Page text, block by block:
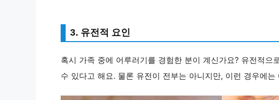
3. 유전적 요인
혹시 가족 중에 어루러기를 경험한 분이 계신가요? 유전적으
수 있다고 해요. 물론 유전이 전부는 아니지만, 이런 경우에